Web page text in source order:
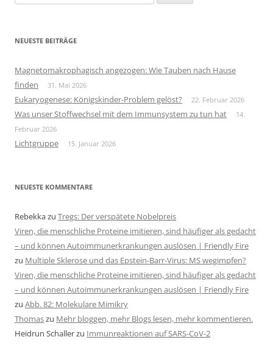
nach:
NEUESTE BEITRÄGE
Magnetomakrophagisch angezogen: Wie Tauben nach Hause
finden
31. Mai 2026
Eukaryogenese: Königskinder-Problem gelöst? 22. Februar 2026
Was unser Stoffwechsel mit dem Immunsystem zu tun hat
14.
Februar 2026
Lichtgruppe 15. Januar 2026
NEUESTE KOMMENTARE
Rebekkazu Tregs: Der verspätete Nobelpreis
Viren, die menschliche Proteine imitieren, sind häufiger als gedacht
– und können Autoimmunerkrankungen auslösen | Friendly Fire
zu Multiple Sklerose und das Epstein-Barr-Virus: MS wegimpfen?
Viren, die menschliche Proteine imitieren, sind häufiger als gedacht
– und können Autoimmunerkrankungen auslösen | Friendly Fire
zu Abb. 82: Molekulare Mimikry
Thomaszu Mehr bloggen, mehr Blogs lesen, mehr kommentieren.
Heidrun Schallerzu Immunreaktionen auf SARS-CoV-2